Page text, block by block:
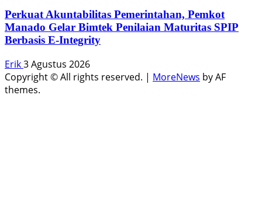
Perkuat Akuntabilitas Pemerintahan, Pemkot
Manado Gelar Bimtek Penilaian Maturitas SPIP
Berbasis E-Integrity
Erik3 Agustus 2026
Copyright © All rights reserved. | MoreNews by AF
themes.